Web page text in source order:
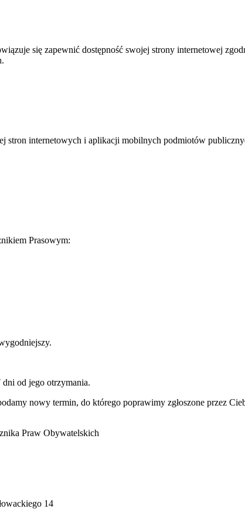
się zapewnić dostępność swojej strony internetowej
stron internetowych i aplikacji mobilnych podmiotów
Prasowym:
od jego otrzymania.
nowy termin, do którego poprawimy zgłoszone przez
Praw Obywatelskich
14